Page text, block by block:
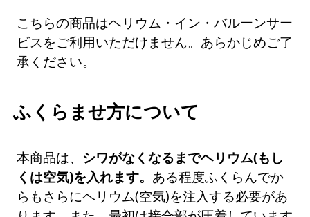
こちらの商品はヘリウム・イン・バルーンサー
ビスをご利用いただけません。あらかじめご了
承ください。
ふくらませ方について
本商品は、 シワがなくなるまでヘリウム(もし
くは空気)を入れます。 ある程度ふくらんでか
らもさらにヘリウム(空気)を注入する必要があ